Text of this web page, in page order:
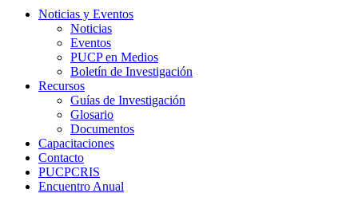
Noticias y Eventos
Noticias
Eventos
PUCP en Medios
Boletín de Investigación
Recursos
Guías de Investigación
Glosario
Documentos
Capacitaciones
Contacto
PUCPCRIS
Encuentro Anual